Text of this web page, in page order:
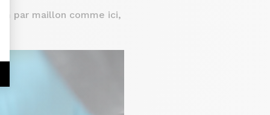
par maillon comme ici,